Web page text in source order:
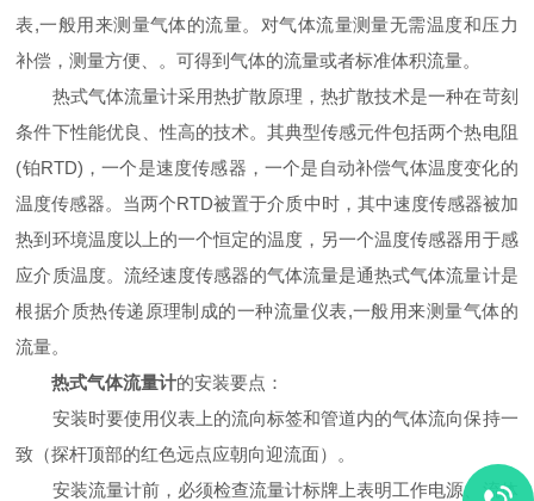
表,一般用来测量气体的流量。对气体流量测量无需温度和压力
补偿，测量方便、。可得到气体的流量或者标准体积流量。
热式气体流量计采用热扩散原理，热扩散技术是一种在苛刻
条件下性能优良、性高的技术。其典型传感元件包括两个热电阻
(铂RTD)，一个是速度传感器，一个是自动补偿气体温度变化的
温度传感器。当两个RTD被置于介质中时，其中速度传感器被加
热到环境温度以上的一个恒定的温度，另一个温度传感器用于感
应介质温度。流经速度传感器的气体流量是通热式气体流量计是
根据介质热传递原理制成的一种流量仪表,一般用来测量气体的
流量。
热式气体流量计的安装要点：
安装时要使用仪表上的流向标签和管道内的气体流向保持一
致（探杆顶部的红色远点应朝向迎流面）。
安装流量计前，必须检查流量计标牌上表明工作电源、流体